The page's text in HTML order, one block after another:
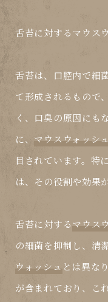
舌苔に対するマウス
舌苔は、口腔内で細
て形成されるもので
く、口臭の原因にも
に、 マウスウォッシュ
目されています。特
は、その役割や効果
舌苔に対するマウス
の細菌を抑制し、清
ウォッシュ とは異な
が含まれており、こ